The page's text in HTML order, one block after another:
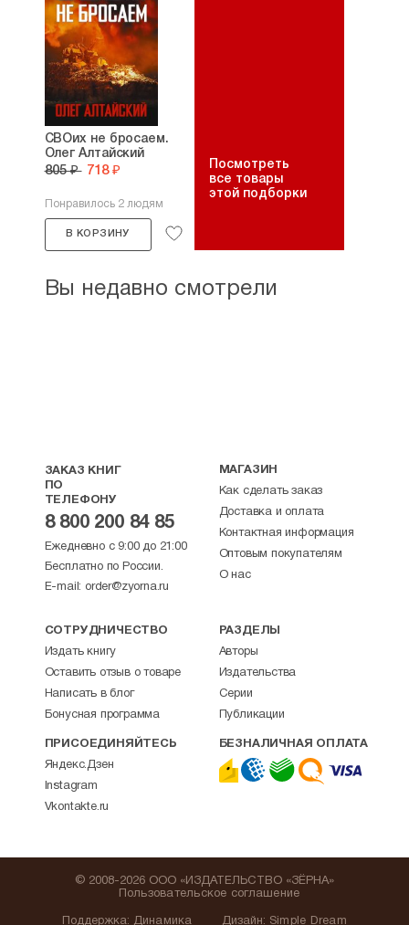
СВОих не бросаем.
Олег Алтайский
805 ₽ 718 ₽
Понравилось 2 людям
В КОРЗИНУ
Посмотреть
все товары
этой подборки
Вы недавно смотрели
ЗАКАЗ КНИГ
ПО
ТЕЛЕФОНУ
8 800 200 84 85
Ежедневно с 9:00 до 21:00
Бесплатно по России.
E-mail: order@zyorna.ru
МАГАЗИН
Как сделать заказ
Доставка и оплата
Контактная информация
Оптовым покупателям
О нас
СОТРУДНИЧЕСТВО
Издать книгу
Оставить отзыв о товаре
Написать в блог
Бонусная программа
РАЗДЕЛЫ
Авторы
Издательства
Серии
Публикации
ПРИСОЕДИНЯЙТЕСЬ
Яндекс.Дзен
Instagram
Vkontakte.ru
БЕЗНАЛИЧНАЯ ОПЛАТА
Поддержка: Динамика
© 2008-2026 ООО «ИЗДАТЕЛЬСТВО «ЗЁРНА»
Пользовательское соглашение
Дизайн: Simple Dream